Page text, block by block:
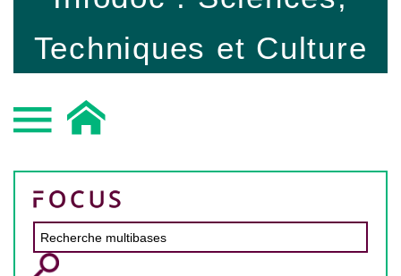
Techniques et Culture